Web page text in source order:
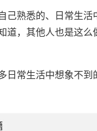
己熟悉的、日常生活
道，其他人也是这么
日常生活中想象不到